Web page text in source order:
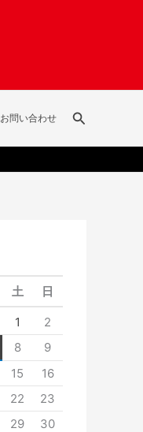
お問い合わせ
検
土 日
1
2
8
9
15
16
22
23
29
30